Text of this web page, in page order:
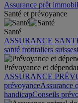
Assurance prêt
Santé et prévoyance
Santé
ASSURANCE
santé frontaliers suisses
Prévoyance et
ASSURANCE
prévoyanceAssurance
handicapConseils